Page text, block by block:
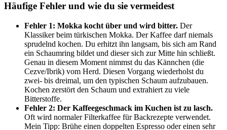
Häufige Fehler und wie du sie vermeidest
Fehler 1: Mokka kocht über und wird bitter. Der
Klassiker beim türkischen Mokka. Der Kaffee darf niemals
sprudelnd kochen. Du erhitzt ihn langsam, bis sich am Rand
ein Schaumring bildet und dieser sich zur Mitte hin schließt.
Genau in diesem Moment nimmst du das Kännchen (die
Cezve/Ibrik) vom Herd. Diesen Vorgang wiederholst du
zwei- bis dreimal, um den typischen Schaum aufzubauen.
Kochen zerstört den Schaum und extrahiert zu viele
Bitterstoffe.
Fehler 2: Der Kaffeegeschmack im Kuchen ist zu lasch.
Oft wird normaler Filterkaffee für Backrezepte verwendet.
Mein Tipp: Brühe einen doppelten Espresso oder einen sehr